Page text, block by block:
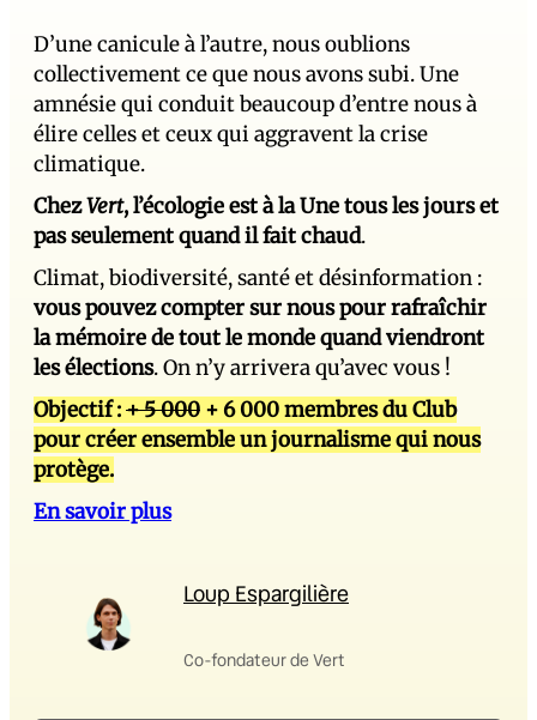
D’une canicule à l’autre, nous oublions
collectivement ce que nous avons subi. Une
amnésie qui conduit beaucoup d’entre nous à
élire celles et ceux qui aggravent la crise
climatique.
ChezVert, l’écologie est à la Une tous les jours et
pas seulement quand il fait chaud.
Climat, biodiversité, santé et désinformation :
vous pouvez compter sur nous pour rafraîchir
la mémoire de tout le monde quand viendront
les élections. On n’y arrivera qu’avec vous !
Objectif :+ 5 000 + 6 000 membres du Club
pour créer ensemble un journalisme qui nous
protège.
En savoir plus
Loup Espargilière
Co-fondateur de Vert